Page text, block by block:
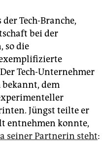
Tech-Branche,
bei der
so die
Tech-Unternehmer
bekannt, dem
Jüngst teilte er
entnehmen konnte,
seiner Partnerin steht: